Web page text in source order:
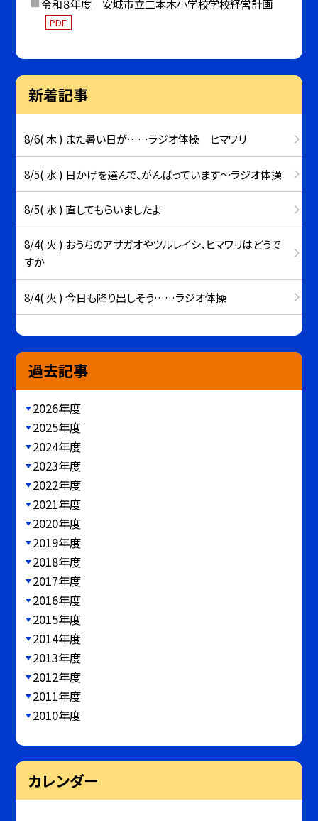
令和８年度 安城市立二本木小学校学校経営計画
PDF
新着記事
8/6( 木 ) また暑い日が……ラジオ体操 ヒマワリ
8/5( 水 ) 日かげを選んで、がんばっています～ラジオ体操
8/5( 水 ) 直してもらいましたよ
8/4( 火 ) おうちのアサガオやツルレイシ、ヒマワリはどうで
すか
8/4( 火 ) 今日も降り出しそう……ラジオ体操
過去記事
2026年度
2025年度
2024年度
2023年度
2022年度
2021年度
2020年度
2019年度
2018年度
2017年度
2016年度
2015年度
2014年度
2013年度
2012年度
2011年度
2010年度
カレンダー